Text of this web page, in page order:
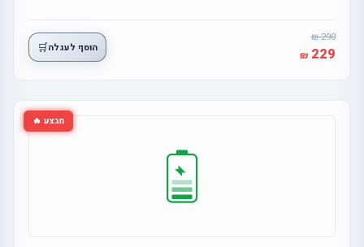
290
229 הוסף לעגלה🛒
מבצע 🔥